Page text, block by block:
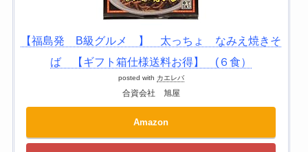
【福島発 B級グルメ 】 太っちょ なみえ焼きそ
ば 【ギフト箱仕様送料お得】 (６食）
posted with カエレバ
合資会社 旭屋
Amazon